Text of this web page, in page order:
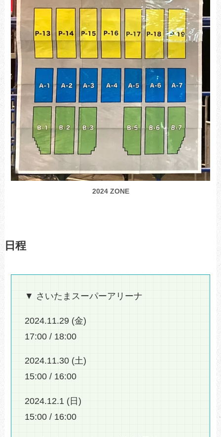
2024 ZONE
日程
▼ さいたまスーパーアリーナ
2024.11.29 (金)
17:00 / 18:00
2024.11.30 (土)
15:00 / 16:00
2024.12.1 (日)
15:00 / 16:00